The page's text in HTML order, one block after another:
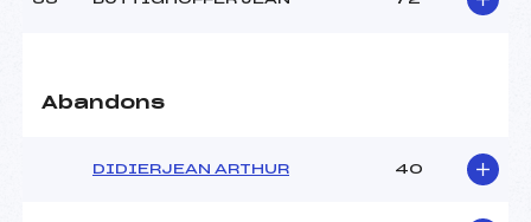
Abandons
DIDIERJEAN ARTHUR 40